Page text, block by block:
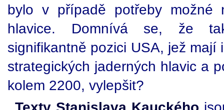
bylo v případě potřeby možné
hlavice. Domnívá se, že
signifikantně pozici USA, jež mají
strategických jaderných hlavic a
kolem 2200, vylepšit?